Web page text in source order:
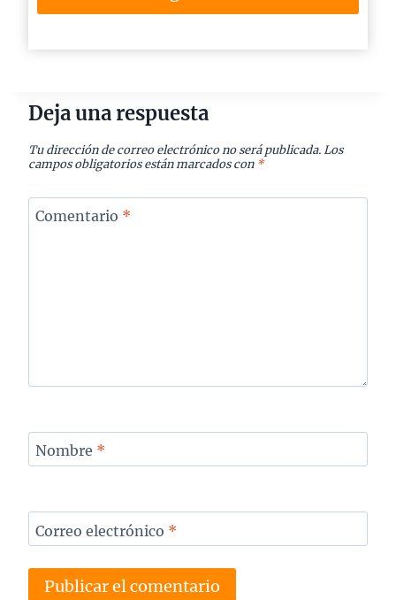
Deja una respuesta
Tu dirección de correo electrónico no será publicada. Los
campos obligatorios están marcados con *
Comentario *
Nombre *
Correo electrónico *